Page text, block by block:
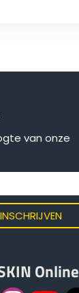
Svenska
中文
van onze
Online